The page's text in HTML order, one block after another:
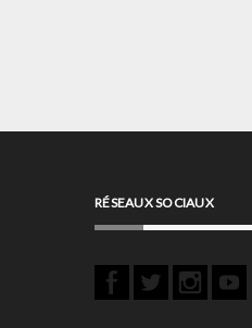
RÉSEAUX SOCIAUX